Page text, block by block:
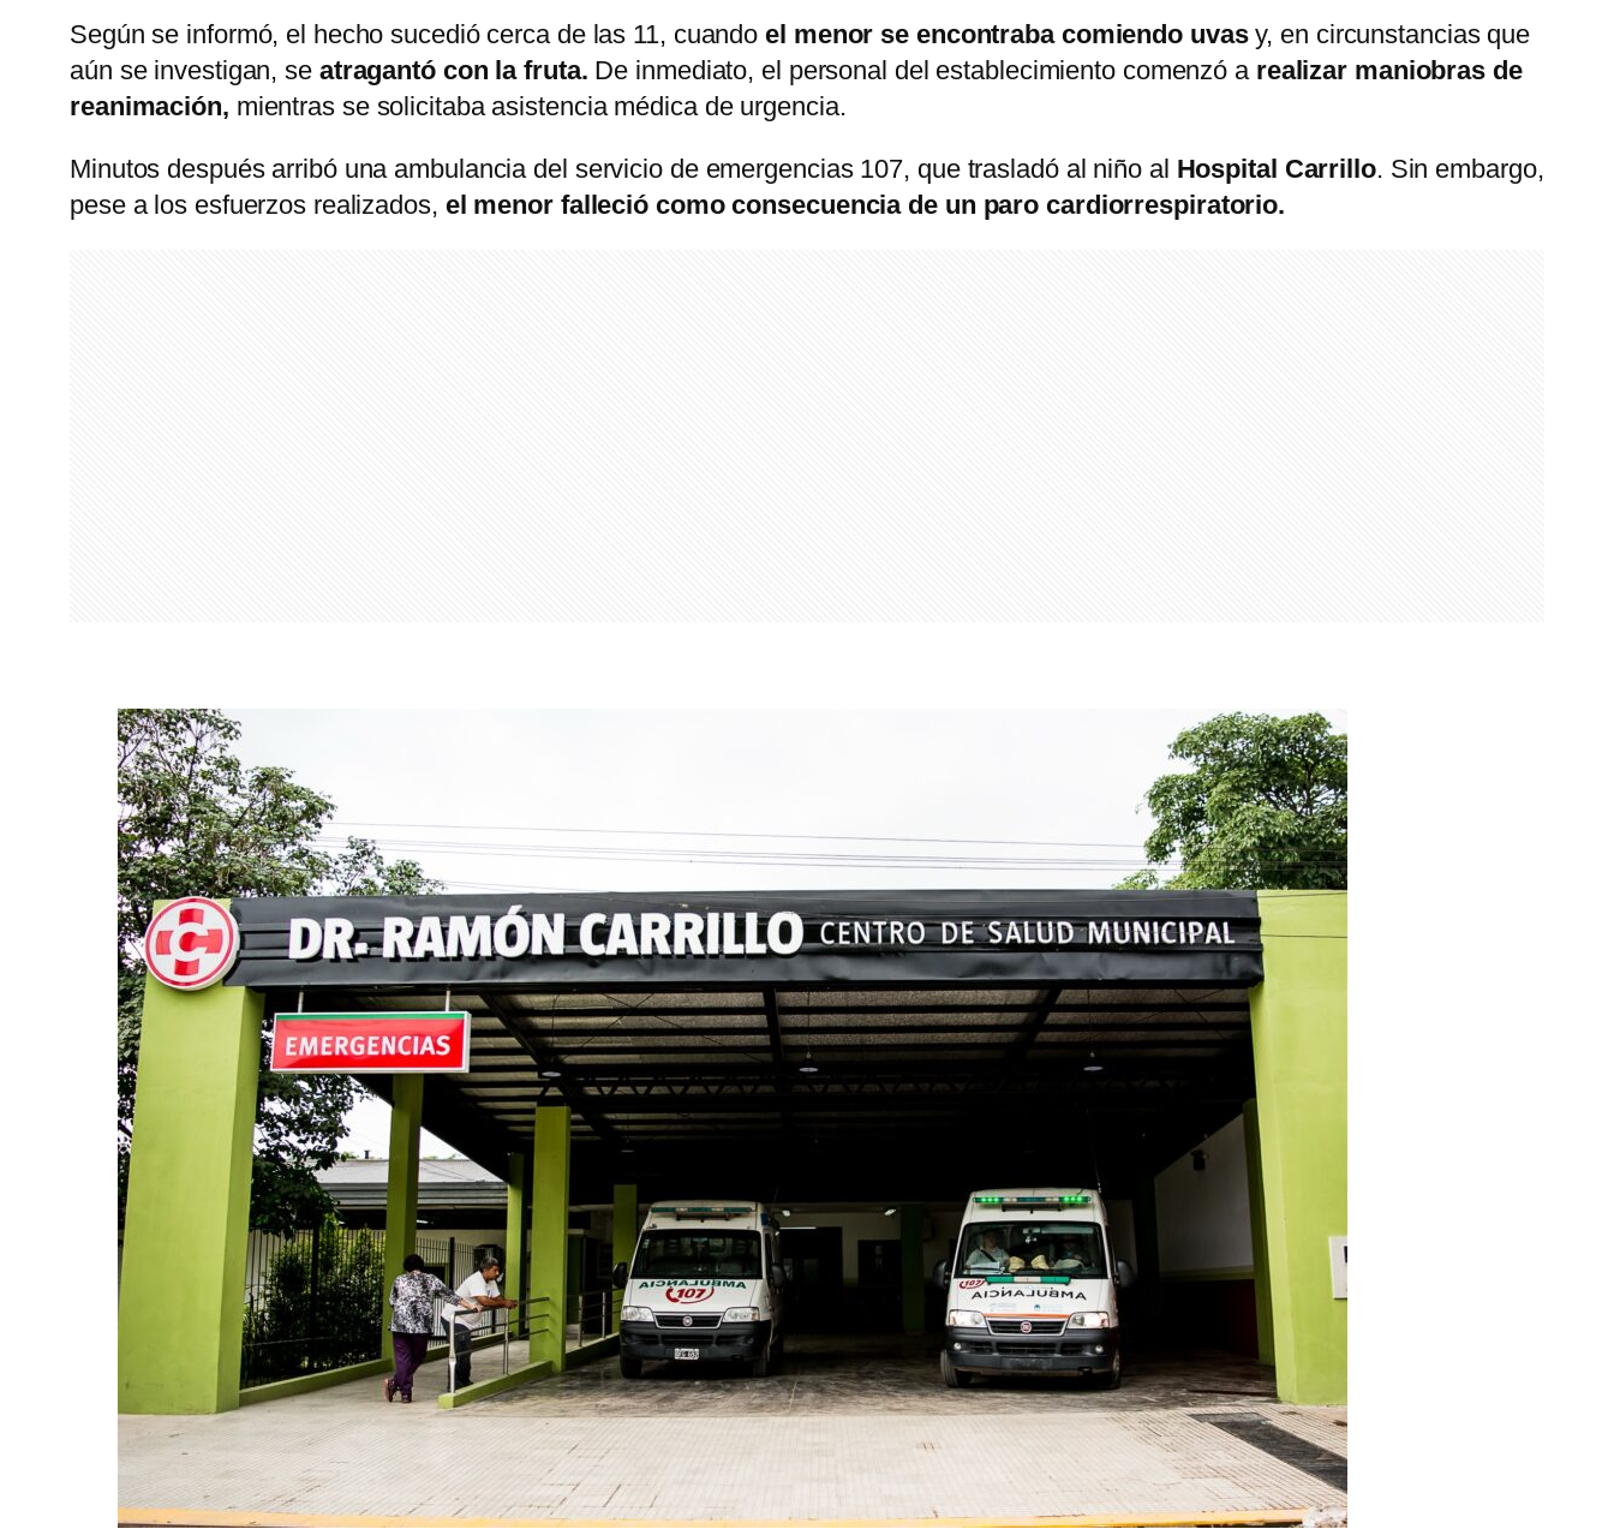
Según se informó, el hecho sucedió cerca de las 11, cuandoel menor se encontraba comiendo uvasy, en circunstancias que
aún se investigan, se atragantó con la fruta. De inmediato, el personal del establecimiento comenzó a realizar maniobras de
reanimación, mientras se solicitaba asistencia médica de urgencia.
Minutos después arribó una ambulancia del servicio de emergencias 107, que trasladó al niño al Hospital Carrillo. Sin embargo,
pese a los esfuerzos realizados, el menor falleció como consecuencia de un paro cardiorrespiratorio.